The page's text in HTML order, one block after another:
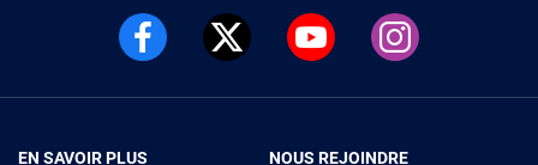
EN SAVOIR PLUS
NOUS REJOINDRE